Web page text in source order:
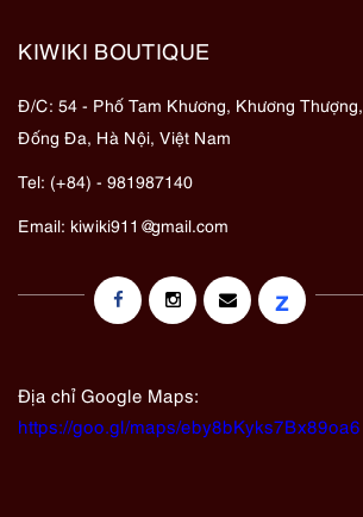
KIWIKI BOUTIQUE
Đ/C: 54 - Phố Tam Khương, Khương Thượng,
Đống Đa, Hà Nội, Việt Nam
Tel: (+84) - 981987140
Email: kiwiki911@gmail.com
z
Địa chỉ Google Maps:
https://goo.gl/maps/eby8bKyks7Bx89oa6